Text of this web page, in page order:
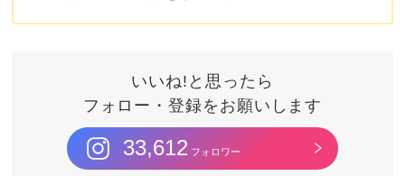
いいね!と思ったら
フォロー・登録をお願いします
33,612 フォロワー